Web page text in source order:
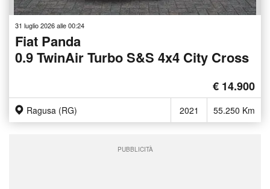
31 luglio 2026 alle 00:24
Fiat Panda
0.9 TwinAir Turbo S&S 4x4 City Cross
€ 14.900
Ragusa (RG) 2021 55.250 Km
PUBBLICITÀ